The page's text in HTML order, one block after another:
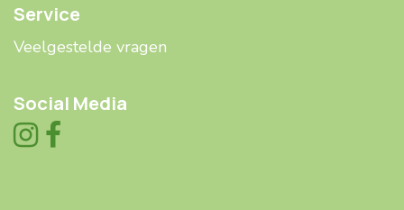
Service
Veelgestelde ​​vragen
Social Media